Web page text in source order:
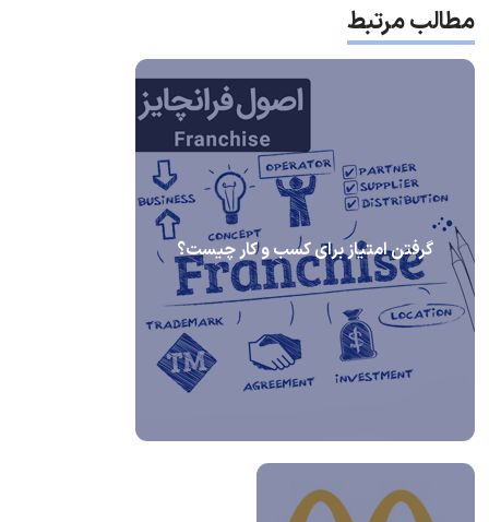
مطالب مرتبط
گرفتن امتیاز برای کسب و کار چیست؟